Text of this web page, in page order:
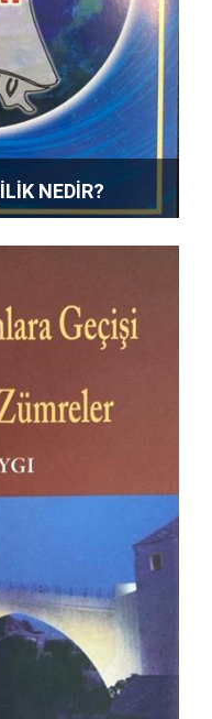
NEDİR?